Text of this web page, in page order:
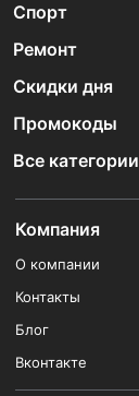
Спорт
Ремонт
Скидки дня
Промокоды
Все категории
Компания
О компании
Контакты
Блог
Вконтакте